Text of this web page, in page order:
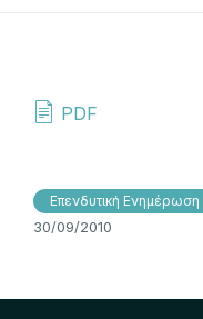
PDF
Επενδυτική Ενημέρωση
30/09/2010